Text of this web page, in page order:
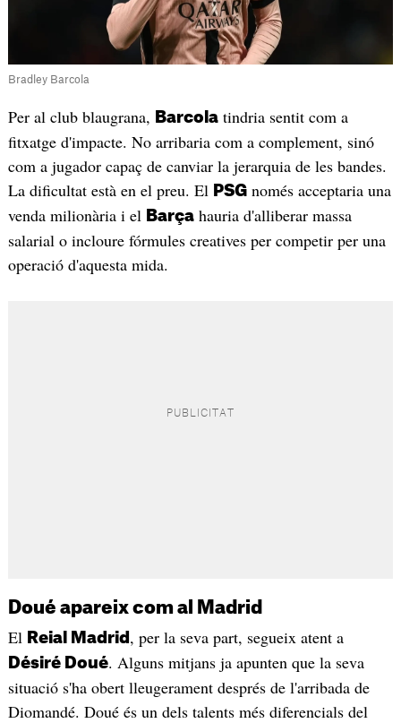
Bradley Barcola
Per al club blaugrana, Barcolatindria sentit com a
fitxatge d'impacte. No arribaria com a complement, sinó
com a jugador capaç de canviar la jerarquia de les bandes.
La dificultat està en el preu. El PSGnomés acceptaria una
venda milionària i el Barçahauria d'alliberar massa
salarial o incloure fórmules creatives per competir per una
operació d'aquesta mida.
Doué apareix com al Madrid
El Reial Madrid , per la seva part, segueix atent a
Désiré Doué. Alguns mitjans ja apunten que la seva
situació s'ha obert lleugerament després de l'arribada de
Diomandé. Doué és un dels talents més diferencials del